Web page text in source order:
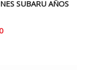
SUBARU AÑOS
El